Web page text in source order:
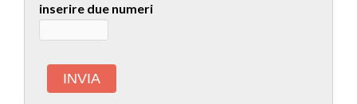
inserire due numeri